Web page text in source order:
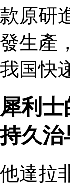
款原研
發生產
我国快
犀利
持久治
他達拉